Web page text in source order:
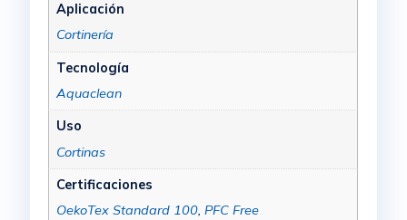
Aplicación
Cortinería
Tecnología
Aquaclean
Uso
Cortinas
Certificaciones
OekoTex Standard 100, PFC Free